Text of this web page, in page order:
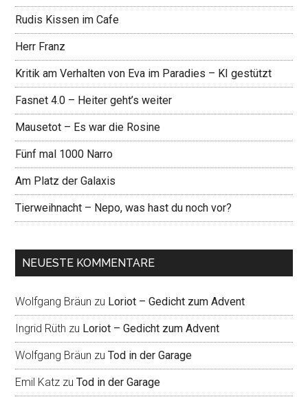
Rudis Kissen im Cafe
Herr Franz
Kritik am Verhalten von Eva im Paradies – KI gestützt
Fasnet 4.0 – Heiter geht’s weiter
Mausetot – Es war die Rosine
Fünf mal 1000 Narro
Am Platz der Galaxis
Tierweihnacht – Nepo, was hast du noch vor?
NEUESTE KOMMENTARE
Wolfgang Bräun zu Loriot – Gedicht zum Advent
Ingrid Rüth zu Loriot – Gedicht zum Advent
Wolfgang Bräun zuTod in der Garage
Emil Katz zuTod in der Garage